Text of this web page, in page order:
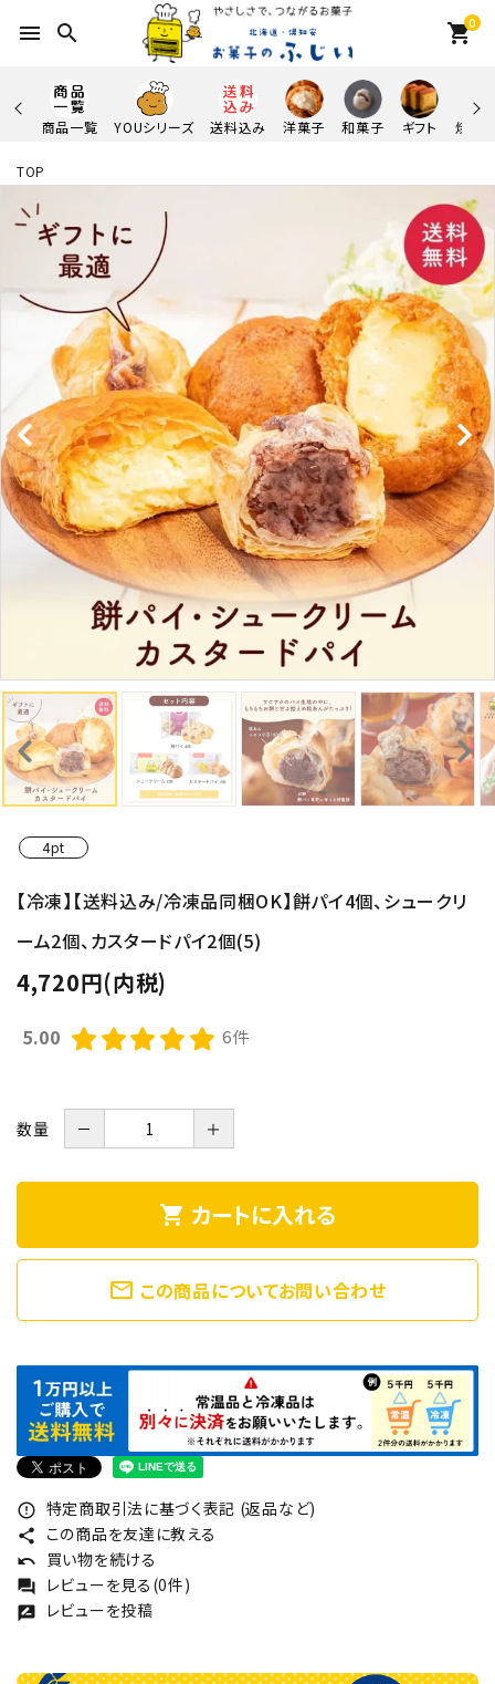
menu search 0
shopping_cart
商品一覧 YOUシリーズ 送料込み 洋菓子 和菓子 ギフト 焼き
TOP
4pt
【冷凍】【送料込み/冷凍品同梱OK】餅パイ4個、シュークリ
ーム2個、カスタードパイ2個(5)
4,720円(内税)
5.00 6件
数量 － ＋
shopping_cart カートに入れる
mail_outline この商品についてお問い合わせ
error_outline 特定商取引法に基づく表記 (返品など)
share この商品を友達に教える
undo 買い物を続ける
forum レビューを見る(0件)
rate_review レビューを投稿